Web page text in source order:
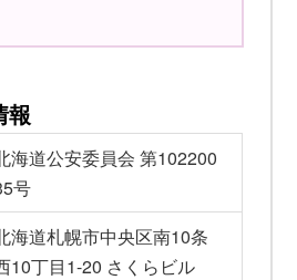
報
海道公安委員会 第102200
号
海道札幌市中央区南10条
10丁目1-20 さくらビル